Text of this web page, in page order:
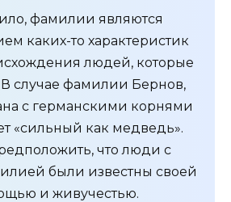
фамилии являются
каких-то характеристик
людей, которые
В случае фамилии Бернов,
с германскими корнями
«сильный как медведь».
что люди с
были известны своей
и живучестью.